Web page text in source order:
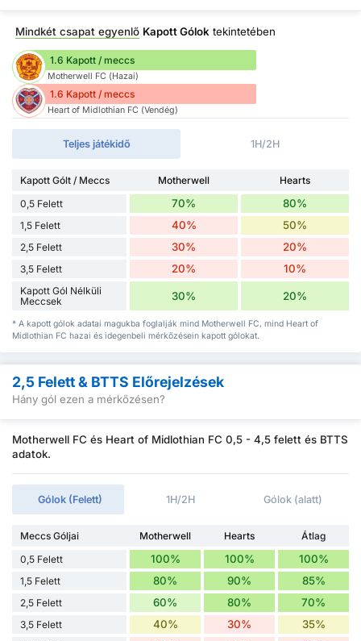
Mindkét csapat egyenlő Kapott Gólok tekintetében
1.6 Kapott / meccs
Motherwell FC (Hazai)
1.6 Kapott / meccs
Heart of Midlothian FC (Vendég)
Teljes játékidő 1H/2H
Kapott Gólt / Meccs Motherwell
Hearts
0,5 Felett
70% 80%
1,5 Felett 40% 50%
2,5 Felett 30% 20%
3,5 Felett 20% 10%
Kapott Gól Nélküli
Meccsek
30% 20%
* A kapott gólok adatai magukba foglalják mind Motherwell FC, mind Heart of
Midlothian FC hazai és idegenbeli mérkőzésein kapott gólokat.
2,5 Felett & BTTS Előrejelzések
Hány gól ezen a mérkőzésen?
Motherwell FC és Heart of Midlothian FC 0,5 - 4,5 felett és BTTS
adatok.
Gólok (Felett) 1H/2H Gólok (alatt)
Meccs Góljai Motherwell Hearts
Átlag
0,5 Felett
100% 100% 100%
1,5 Felett 80% 90% 85%
2,5 Felett 60% 80% 70%
3,5 Felett 40% 30% 35%